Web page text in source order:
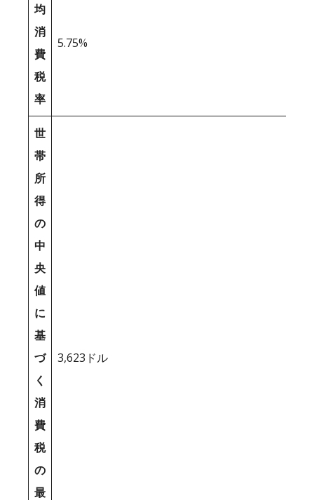
均
消
費
税
率
5.75%
世
帯
所
得
の
中
央
値
に
基
づ
く
消
費
税
の
最
3,623ドル